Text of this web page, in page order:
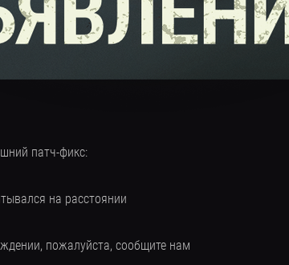
патч-фикс:
на расстоянии
пожалуйста, сообщите нам